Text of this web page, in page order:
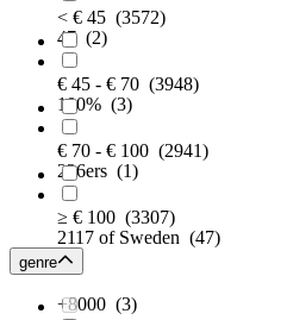
47 (2)
100% (3)
226ers (1)
2117 of Sweden (47)
+8000 (3)
< € 45 (3572)
€ 45 - € 70 (3948)
€ 70 - € 100 (2941)
≥ € 100 (3307)
genre